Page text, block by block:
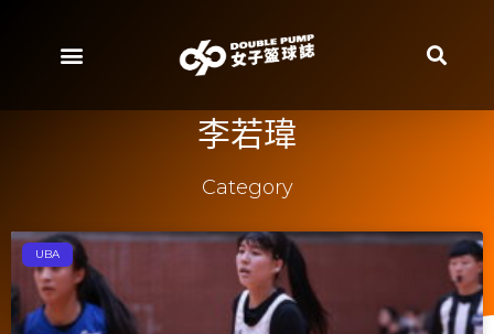
李若瑋
Category
UBA